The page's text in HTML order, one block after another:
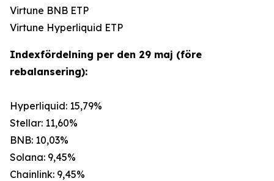
Virtune BNB ETP
Virtune Hyperliquid ETP
Indexfördelning per den 29 maj (före
rebalansering):
Hyperliquid: 15,79%
Stellar: 11,60%
BNB: 10,03%
Solana: 9,45%
Chainlink: 9,45%